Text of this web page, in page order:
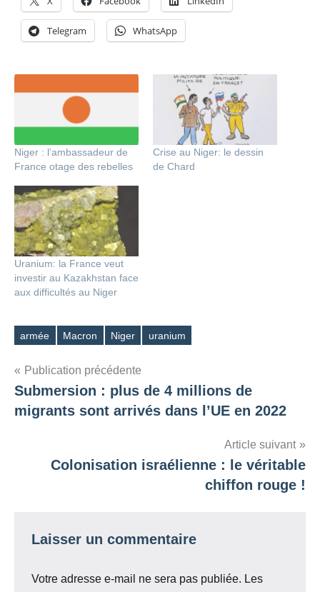
Telegram WhatsApp
Niger : l’ambassadeur de
France otage des rebelles
Crise au Niger: le dessin
de Chard
Uranium: la France veut
investir au Kazakhstan face
aux difficultés au Niger
Étiquettes
armée Macron Niger uranium
Navigation
de
Publication précédente
Submersion : plus de 4 millions de
migrants sont arrivés dans l’UE en 2022
Article suivant
Colonisation israélienne : le véritable
chiffon rouge !
Laisser un commentaire
Votre adresse e-mail ne sera pas publiée. Les